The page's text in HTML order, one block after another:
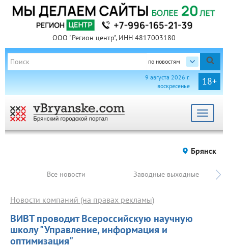
ООО "Регион центр", ИНН 4817003180
по новостям
18+
9 августа 2026 г.
воскресенье
Toggle
Брянск
Все новости Заводные выходные
ВИВТ проводит Всероссийскую научную
школу "Управление, информация и
оптимизация"
Новости компаний (на правах рекламы)